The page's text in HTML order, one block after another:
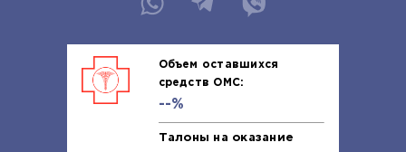
Объем оставшихся
средств ОМС:
--%
Талоны на оказание